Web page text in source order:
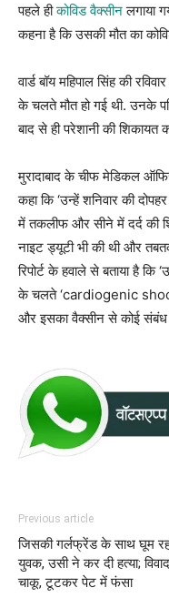
पहले हीकोविड वैक्सीनलगाया
कहना है कि उसकी मौत का
वार्ड बॉय महिपाल सिंह की
के चलते मौत हो गई थी. उनके
बाद से ही परेशानी की शिकायत
मुरादाबाद के चीफ मेडिकल
कहा कि ‘उन्हें शनिवार की
में तकलीफ और सीने में दर्द की
नाइट ड्यूटी भी की थी और
रिपोर्ट के हवाले से बताया है
के चलते ‘cardiogenic
और इसका वैक्सीन से कोई संबंध
Previous article
जिसकी गर्लफ्रेंड के साथ घूम
युवक, उसी ने कर दी हत्या;
चाकू, टूटकर पेट में फंसा